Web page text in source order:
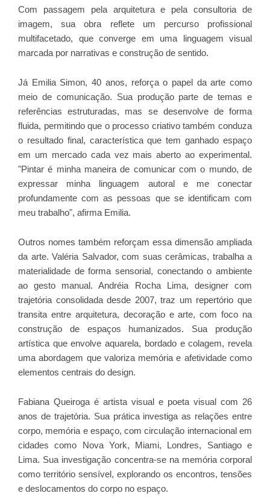
Com passagem pela arquitetura e pela consultoria de
imagem, sua obra reflete um percurso profissional
multifacetado, que converge em uma linguagem visual
marcada por narrativas e construção de sentido.
Já Emilia Simon, 40 anos, reforça o papel da arte como
meio de comunicação. Sua produção parte de temas e
referências estruturadas, mas se desenvolve de forma
fluida, permitindo que o processo criativo também conduza
o resultado final, característica que tem ganhado espaço
em um mercado cada vez mais aberto ao experimental.
"Pintar é minha maneira de comunicar com o mundo, de
expressar minha linguagem autoral e me conectar
profundamente com as pessoas que se identificam com
meu trabalho", afirma Emilia.
Outros nomes também reforçam essa dimensão ampliada
da arte. Valéria Salvador, com suas cerâmicas, trabalha a
materialidade de forma sensorial, conectando o ambiente
ao gesto manual. Andréia Rocha Lima, designer com
trajetória consolidada desde 2007, traz um repertório que
transita entre arquitetura, decoração e arte, com foco na
construção de espaços humanizados. Sua produção
artística que envolve aquarela, bordado e colagem, revela
uma abordagem que valoriza memória e afetividade como
elementos centrais do design.
Fabiana Queiroga é artista visual e poeta visual com 26
anos de trajetória. Sua prática investiga as relações entre
corpo, memória e espaço, com circulação internacional em
cidades como Nova York, Miami, Londres, Santiago e
Lima. Sua investigação concentra-se na memória corporal
como território sensível, explorando os encontros, tensões
e deslocamentos do corpo no espaço.